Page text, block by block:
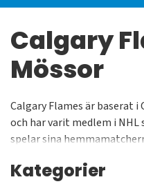
Calgary
Mössor
Calgary Flames är baserat i
och har varit medlem i NHL
spelar sina
lacroisse. Kapaciteten på
Kategorier